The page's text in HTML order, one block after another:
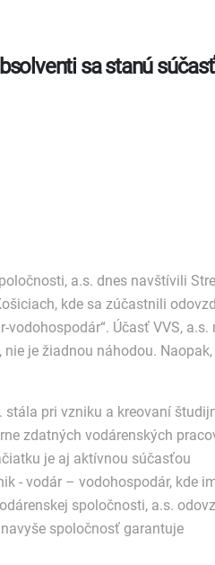
sa stanú
a.s. dnes navštívili
kde sa zúčastnili
Účasť VVS, a.s.
je žiadnou náhodou.
pri vzniku a kreovaní
zdatných vodárenských
je aj aktívnou súčasťou
- vodár – vodohospodár, kde
spoločnosti, a.s.
spoločnosť garantuje